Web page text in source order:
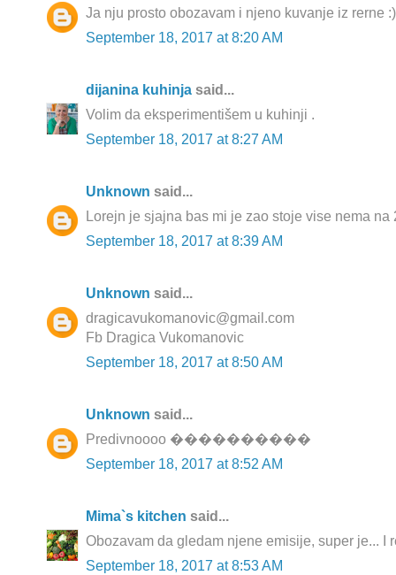
Ja nju prosto obozavam i njeno kuvanje iz rerne :)
September 18, 2017 at 8:20 AM
dijanina kuhinja said...
Volim da eksperimentišem u kuhinji .
September 18, 2017 at 8:27 AM
Unknown said...
Lorejn je sjajna bas mi je zao stoje vise nema na
September 18, 2017 at 8:39 AM
Unknown said...
dragicavukomanovic@gmail.com
Fb Dragica Vukomanovic
September 18, 2017 at 8:50 AM
Unknown said...
Predivnoooo ����������
September 18, 2017 at 8:52 AM
Mima`s kitchen said...
Obozavam da gledam njene emisije, super je... I
September 18, 2017 at 8:53 AM